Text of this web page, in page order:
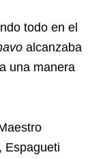
todo en el
alcanzaba
una manera
Espagueti